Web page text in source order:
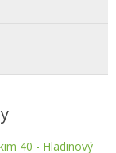
40 - Hladinový